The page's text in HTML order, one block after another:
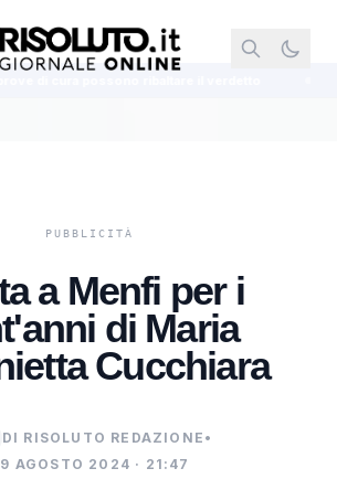
a Menfi per i
di Maria
Cucchiara
DI RISOLUTO REDAZIONE •
AGOSTO 2024 · 21:47